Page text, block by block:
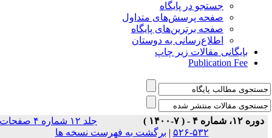
جستجو در پایگاه
صفحه پرسش‌های متداول
صفحه برترین‌های پایگاه
اطلاع‌رسانی به دوستان
بایگانی مقالات زیر چاپ
Publication Fee
دوره ۱۲، شماره ۴ - ( ۷-۱۴۰۰ )
جلد ۱۲ شماره ۴ صفحات
۵۳۲-۵۲۶
|برگشت به فهرست نسخه ها